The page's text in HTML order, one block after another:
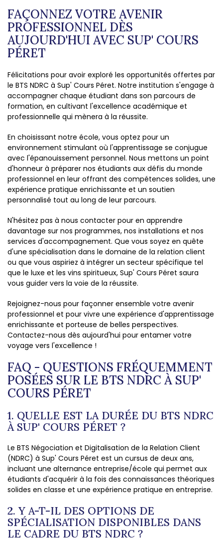
FAÇONNEZ VOTRE AVENIR
PROFESSIONNEL DÈS
AUJOURD'HUI AVEC SUP' COURS
PÉRET
Félicitations pour avoir exploré les opportunités offertes par
le BTS NDRC à Sup' Cours Péret. Notre institution s'engage à
accompagner chaque étudiant dans son parcours de
formation, en cultivant l'excellence académique et
professionnelle qui mènera à la réussite.
En choisissant notre école, vous optez pour un
environnement stimulant où l'apprentissage se conjugue
avec l'épanouissement personnel. Nous mettons un point
d'honneur à préparer nos étudiants aux défis du monde
professionnel en leur offrant des compétences solides, une
expérience pratique enrichissante et un soutien
personnalisé tout au long de leur parcours.
N'hésitez pas à nous contacter pour en apprendre
davantage sur nos programmes, nos installations et nos
services d'accompagnement. Que vous soyez en quête
d'une spécialisation dans le domaine de la relation client
ou que vous aspiriez à intégrer un secteur spécifique tel
que le luxe et les vins spiritueux, Sup' Cours Péret saura
vous guider vers la voie de la réussite.
Rejoignez-nous pour façonner ensemble votre avenir
professionnel et pour vivre une expérience d'apprentissage
enrichissante et porteuse de belles perspectives.
Contactez-nous dès aujourd'hui pour entamer votre
voyage vers l'excellence !
FAQ - QUESTIONS FRÉQUEMMENT
POSÉES SUR LE BTS NDRC À SUP'
COURS PÉRET
1. QUELLE EST LA DURÉE DU BTS NDRC
À SUP' COURS PÉRET ?
Le BTS Négociation et Digitalisation de la Relation Client
(NDRC) à Sup' Cours Péret est un cursus de deux ans,
incluant une alternance entreprise/école qui permet aux
étudiants d'acquérir à la fois des connaissances théoriques
solides en classe et une expérience pratique en entreprise.
2. Y A-T-IL DES OPTIONS DE
SPÉCIALISATION DISPONIBLES DANS
LE CADRE DU BTS NDRC ?